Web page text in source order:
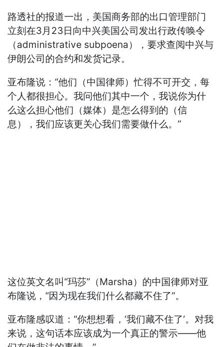
路透社的报道一出，美国商务部的出口管理部门
立刻在3月23日向中兴美国公司发出行政传唤令
（administrative subpoena），要求查阅中兴与
伊朗公司的合约和发货记录。
亚布隆说：“他们（中国律师）忙得不可开交，每
个人都很担心。我问他们其中一个，我说你为什
么这么担心他们（媒体）是怎么得到的（信
息），我们应该更关心我们需要做什么。”
这位英文名叫“玛莎”（Marsha）的中国律师对亚
布隆说，“因为现在我们什么都藏不住了”。
亚布隆感叹道：“你想想看，‘我们藏不住了’。对我
来说，这句话本应该成为一个真正的警示——他